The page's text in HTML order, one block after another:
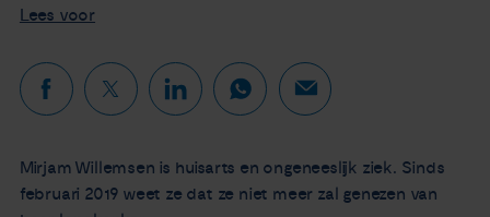
Nieuws
Thymuskankers
Steun ons
Lees voor
Mirjam Willemsen is huisarts en ongeneeslijk ziek. Sinds
februari 2019 weet ze dat ze niet meer zal genezen van